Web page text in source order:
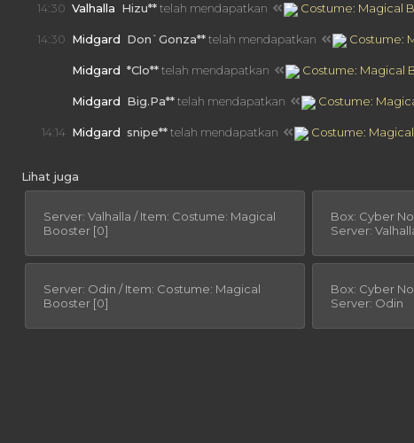
14:30 Valhalla Hizu**telah mendapatkan Costume: Magical
14:30 Midgard Don`Gonza**telah mendapatkan Costume:
Midgard *Clo**telah mendapatkan Costume: Magical
Midgard Big.Pa**telah mendapatkan Costume:
14:14 Midgard snipe**telah mendapatkan Costume:
Lihat juga
Server: Valhalla / Item: Costume: Magical
Booster [0]
Box: Cyber
Server:
Server: Odin / Item: Costume: Magical
Booster [0]
Box: Cyber
Server: Odin